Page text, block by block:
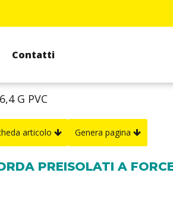
Contatti
G PVC
articolo Genera pagina
PREISOLATI A